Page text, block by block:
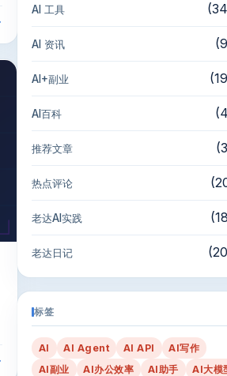
AI 工具
AI 资讯
AI+副业
AI百科
推荐文章
热点评论
老达AI实践
老达日记
标签
AI AI Agent AI API
AI写作
AI副业
AI办公效率 AI助手
AI大模